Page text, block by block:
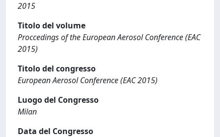
2015
Titolo del volume
Proccedings of the European Aerosol Conference (EAC
2015)
Titolo del congresso
European Aerosol Conference (EAC 2015)
Luogo del Congresso
Milan
Data del Congresso